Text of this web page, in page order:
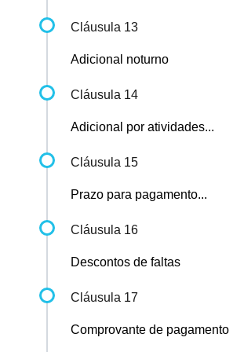
Cláusula 13
Adicional noturno
Cláusula 14
Adicional por atividades...
Cláusula 15
Prazo para pagamento...
Cláusula 16
Descontos de faltas
Cláusula 17
Comprovante de pagamento